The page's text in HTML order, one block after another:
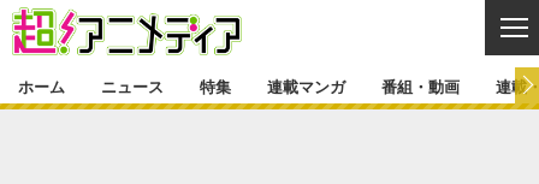
ホーム ニュース 特集 連載マンガ 番組・動画 連載